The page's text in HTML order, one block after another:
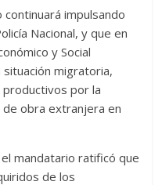
impulsando
Nacional, y que en
y Social
migratoria,
por la
obra extranjera en
mandatario ratificó que
de los